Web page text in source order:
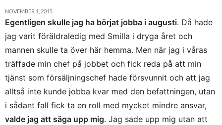
NOVEMBER 1, 2015
Egentligen skulle jag ha börjat jobba i augusti. Då hade
jag varit föräldraledig med Smilla i dryga året och
mannen skulle ta över här hemma. Men när jag i våras
träffade min chef på jobbet och fick reda på att min
tjänst som försäljningschef hade försvunnit och att jag
alltså inte kunde jobba kvar med den befattningen, utan
i sådant fall fick ta en roll med mycket mindre ansvar,
valde jag att säga upp mig. Jag sade upp mig utan att